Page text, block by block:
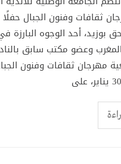
ثقافات وفنون الجبال حفلًا
بوزيد، أحد الوجوه البارزة
وعضو مكتب سابق
مهرجان ثقافات وفنون